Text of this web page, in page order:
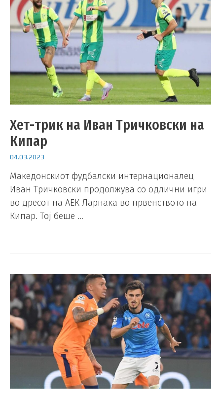
Хет-трик на Иван Тричковски на
Кипар
04.03.2023
Македонскиот фудбалски интернационалец
Иван Тричковски продолжува со одлични игри
во дресот на АЕК Ларнака во првенството на
Кипар. Тој беше …